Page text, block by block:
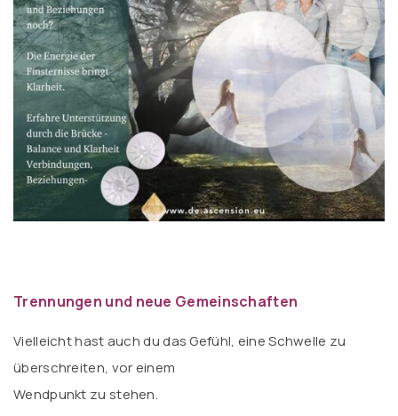
Trennungen und neue Gemeinschaften
Vielleicht hast auch du das Gefühl, eine Schwelle zu
überschreiten, vor einem
Wendpunkt zu stehen.